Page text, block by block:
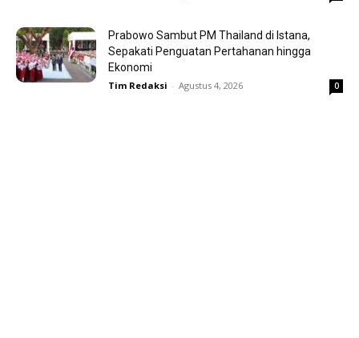
Prabowo Sambut PM Thailand di Istana,
Sepakati Penguatan Pertahanan hingga
Ekonomi
Tim Redaksi - Agustus 4, 2026 0